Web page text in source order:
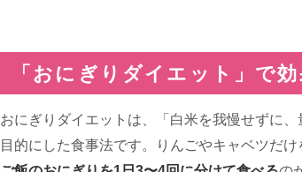
「おにぎりダイエット」で
おにぎりダイエットは、「白米を我慢せずに
目的にした食事法です。りんごやキャベツだ